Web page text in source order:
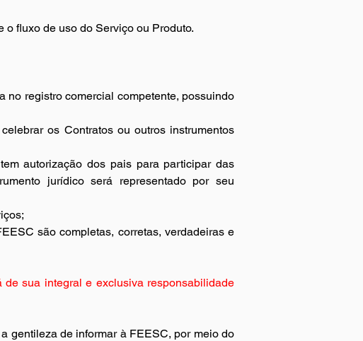
fluxo de uso do Serviço ou Produto.
no registro comercial competente, possuindo
os Contratos ou outros instrumentos
autorização dos pais para participar das
jurídico será representado por seu
são completas, corretas, verdadeiras e
sua integral e exclusiva responsabilidade
gentileza de informar à FEESC, por meio do